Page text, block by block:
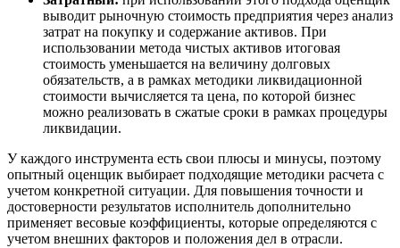
выводит рыночную стоимость предприятия через анализ
затрат на покупку и содержание активов. При
использовании метода чистых активов итоговая
стоимость уменьшается на величину долговых
обязательств, а в рамках методики ликвидационной
стоимости вычисляется та цена, по которой бизнес
можно реализовать в сжатые сроки в рамках процедуры
ликвидации.
У каждого инструмента есть свои плюсы и минусы, поэтому
опытный оценщик выбирает подходящие методики расчета с
учетом конкретной ситуации. Для повышения точности и
достоверности результатов исполнитель дополнительно
применяет весовые коэффициенты, которые определяются с
учетом внешних факторов и положения дел в отрасли.
Горно-Алтайск
Городец
Горячий Ключ
Губкинский
Гуково
Гулькевичи
Гусев
Гусь-Хрустальный
Дедовск